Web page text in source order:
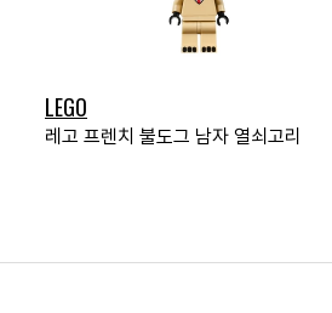
LEGO
레고 프렌치 불도그 남자 열쇠고리